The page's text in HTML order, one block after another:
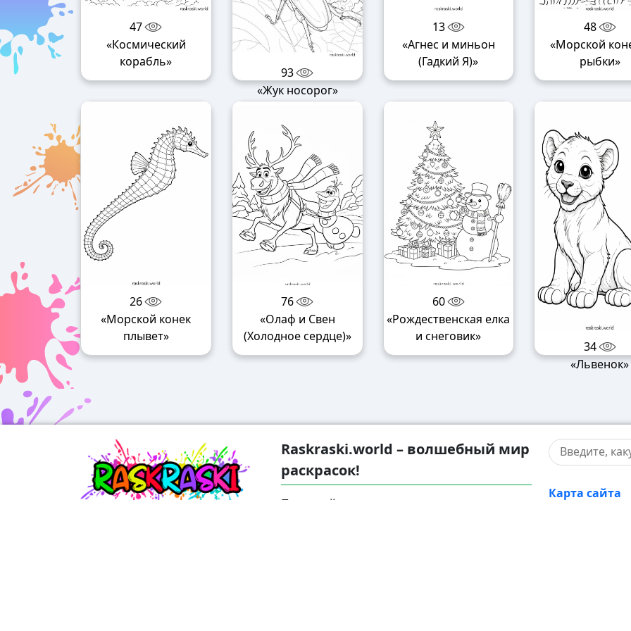
47
«Космический
корабль»
93
«Жук носорог»
13
«Агнес и миньон
(Гадкий Я)»
48
«Морской
рыбки»
26
«Морской конек
плывет»
76
«Олаф и Свен
(Холодное сердце)»
60
«Рождественская елка
и снеговик»
34
«Львенок»
Raskraski.world – волшебный мир
раскрасок!
Погружайтесь в мир творчества с нашими
Карта сайта